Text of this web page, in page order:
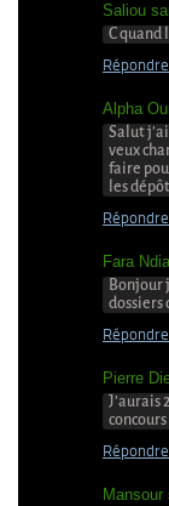
Saliou
C quand
Répondre
Alpha
Salut
veux
faire
les
Répondre
Fara
Bonjour
dossiers
Répondre
Pierre
J’aurais
concours
Répondre
Mansour